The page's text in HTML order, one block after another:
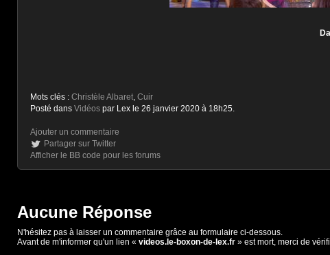
Mots clés : Christèle Albaret, Cuir
Posté dans Vidéos par Lex le 26 janvier 2020 à 18h25.
Ajouter un commentaire
Partager sur Twitter
Afficher le BB code pour les forums
Aucune Réponse
N'hésitez pas à laisser un commentaire grâce au formulaire ci-dessous.
Avant de m'informer qu'un lien « videos.le-boxon-de-lex.fr » est mort, merci de